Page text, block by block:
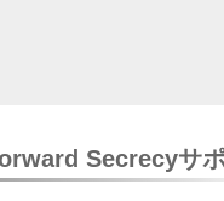
Secrecyサポ